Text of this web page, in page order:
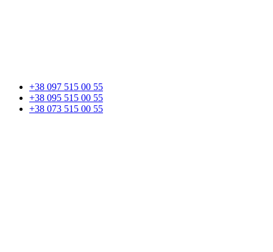
+38 097 515 00 55
+38 095 515 00 55
+38 073 515 00 55